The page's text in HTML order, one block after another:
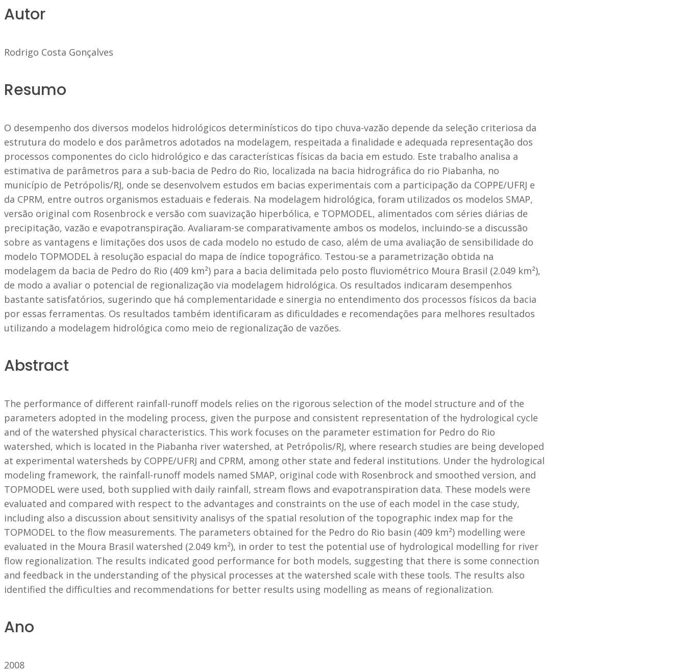
Autor
Rodrigo Costa Gonçalves
Resumo
O desempenho dos diversos modelos hidrológicos determinísticos do tipo chuva-vazão depende da seleção criteriosa da
estrutura do modelo e dos parâmetros adotados na modelagem, respeitada a finalidade e adequada representação dos
processos componentes do ciclo hidrológico e das características físicas da bacia em estudo. Este trabalho analisa a
estimativa de parâmetros para a sub-bacia de Pedro do Rio, localizada na bacia hidrográfica do rio Piabanha, no
município de Petrópolis/RJ, onde se desenvolvem estudos em bacias experimentais com a participação da COPPE/UFRJ e
da CPRM, entre outros organismos estaduais e federais. Na modelagem hidrológica, foram utilizados os modelos SMAP,
versão original com Rosenbrock e versão com suavização hiperbólica, e TOPMODEL, alimentados com séries diárias de
precipitação, vazão e evapotranspiração. Avaliaram-se comparativamente ambos os modelos, incluindo-se a discussão
sobre as vantagens e limitações dos usos de cada modelo no estudo de caso, além de uma avaliação de sensibilidade do
modelo TOPMODEL à resolução espacial do mapa de índice topográfico. Testou-se a parametrização obtida na
modelagem da bacia de Pedro do Rio (409 km²) para a bacia delimitada pelo posto fluviométrico Moura Brasil (2.049 km²),
de modo a avaliar o potencial de regionalização via modelagem hidrológica. Os resultados indicaram desempenhos
bastante satisfatórios, sugerindo que há complementaridade e sinergia no entendimento dos processos físicos da bacia
por essas ferramentas. Os resultados também identificaram as dificuldades e recomendações para melhores resultados
utilizando a modelagem hidrológica como meio de regionalização de vazões.
Abstract
The performance of different rainfall-runoff models relies on the rigorous selection of the model structure and of the
parameters adopted in the modeling process, given the purpose and consistent representation of the hydrological cycle
and of the watershed physical characteristics. This work focuses on the parameter estimation for Pedro do Rio
watershed, which is located in the Piabanha river watershed, at Petrópolis/RJ, where research studies are being developed
at experimental watersheds by COPPE/UFRJ and CPRM, among other state and federal institutions. Under the hydrological
modeling framework, the rainfall-runoff models named SMAP, original code with Rosenbrock and smoothed version, and
TOPMODEL were used, both supplied with daily rainfall, stream flows and evapotranspiration data. These models were
evaluated and compared with respect to the advantages and constraints on the use of each model in the case study,
including also a discussion about sensitivity analisys of the spatial resolution of the topographic index map for the
TOPMODEL to the flow measurements. The parameters obtained for the Pedro do Rio basin (409 km²) modelling were
evaluated in the Moura Brasil watershed (2.049 km²), in order to test the potential use of hydrological modelling for river
flow regionalization. The results indicated good performance for both models, suggesting that there is some connection
and feedback in the understanding of the physical processes at the watershed scale with these tools. The results also
identified the difficulties and recommendations for better results using modelling as means of regionalization.
Ano
2008